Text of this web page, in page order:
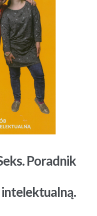
Poradnik
intelektualną.